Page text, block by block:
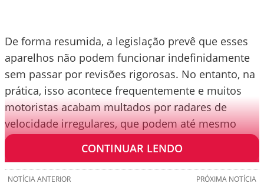
De forma resumida, a legislação prevê que esses
aparelhos não podem funcionar indefinidamente
sem passar por revisões rigorosas. No entanto, na
prática, isso acontece frequentemente e muitos
motoristas acabam multados por radares de
velocidade irregulares, que podem até mesmo
estar descalibrados e cometer erros.
CONTINUAR LENDO
PRÓXIMA NOTÍCIA
NOTÍCIA ANTERIOR